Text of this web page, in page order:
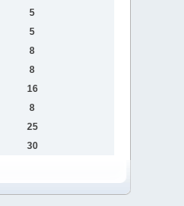
5
5
8
8
16
8
25
30